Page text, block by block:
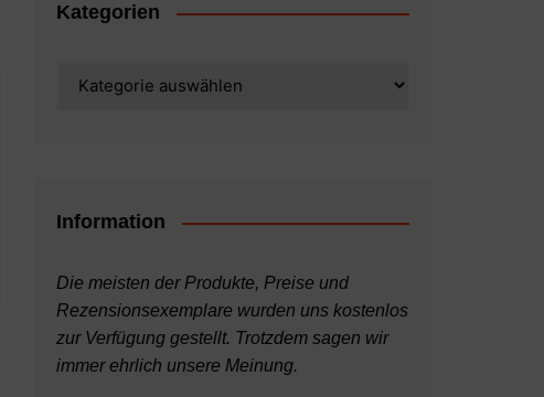
Kategorien
Information
Die meisten der Produkte, Preise und
Rezensionsexemplare wurden uns kostenlos
zur Verfügung gestellt. Trotzdem sagen wir
immer ehrlich unsere Meinung.